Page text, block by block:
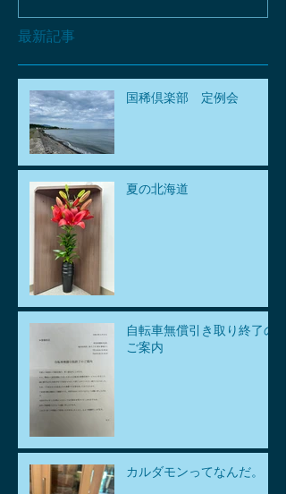
最新記事
国稀倶楽部 定例会
夏の北海道
自転車無償引き取り終了の
ご案内
カルダモンってなんだ。